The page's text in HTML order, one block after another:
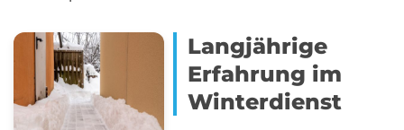
Langjährige
Erfahrung im
Winterdienst